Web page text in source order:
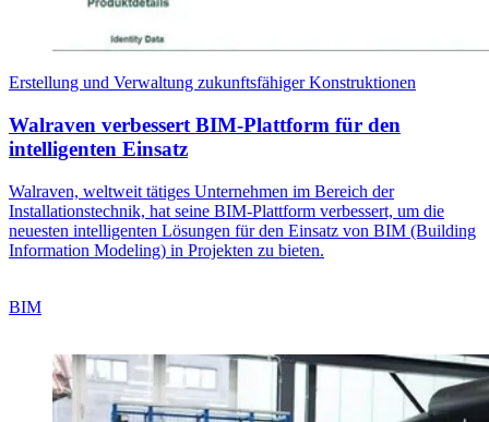
Erstellung und Verwaltung zukunftsfähiger Konstruktionen
Walraven verbessert BIM-Plattform für den
intelligenten Einsatz
Walraven, weltweit tätiges Unternehmen im Bereich der
Installationstechnik, hat seine BIM-Plattform verbessert, um die
neuesten intelligenten Lösungen für den Einsatz von BIM (Building
Information Modeling) in Projekten zu bieten.
BIM